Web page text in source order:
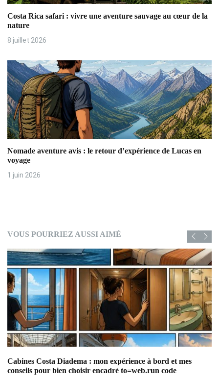
c
l
e
Costa Rica safari : vivre une aventure sauvage au cœur de la
nature
8 juillet 2026
Nomade aventure avis : le retour d’expérience de Lucas en
voyage
1 juin 2026
VOUS POURRIEZ AUSSI AIMÉ
Cabines Costa Diadema : mon expérience à bord et mes
conseils pour bien choisir encadré to=web.run code